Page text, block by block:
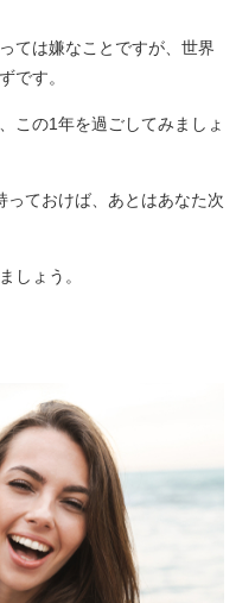
ては嫌なことですが、世界
です。
この1年を過ごしてみましょ
ておけば、あとはあなた次
しょう。